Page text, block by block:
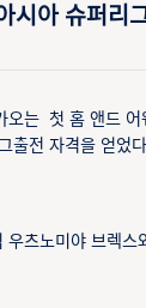
아 슈퍼리
는 첫 홈 앤드
전 자격을 얻었
츠노미야 브렉